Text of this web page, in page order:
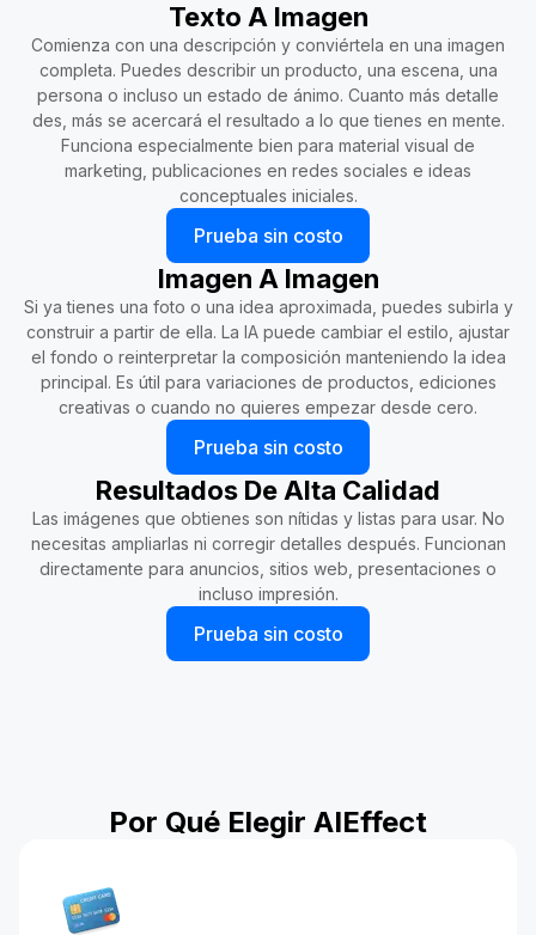
Texto A Imagen
Comienza con una descripción y conviértela en una imagen
completa. Puedes describir un producto, una escena, una
persona o incluso un estado de ánimo. Cuanto más detalle
des, más se acercará el resultado a lo que tienes en mente.
Funciona especialmente bien para material visual de
marketing, publicaciones en redes sociales e ideas
conceptuales iniciales.
Prueba sin costo
Imagen A Imagen
Si ya tienes una foto o una idea aproximada, puedes subirla y
construir a partir de ella. La IA puede cambiar el estilo, ajustar
el fondo o reinterpretar la composición manteniendo la idea
principal. Es útil para variaciones de productos, ediciones
creativas o cuando no quieres empezar desde cero.
Prueba sin costo
Resultados De Alta Calidad
Las imágenes que obtienes son nítidas y listas para usar. No
necesitas ampliarlas ni corregir detalles después. Funcionan
directamente para anuncios, sitios web, presentaciones o
incluso impresión.
Prueba sin costo
Por Qué Elegir AIEffect